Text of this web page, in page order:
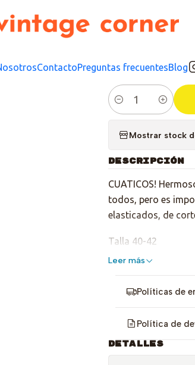
ContactoPreguntas frecuentesBlog
Jeans
Cantidad
Mostrar stock
DESCRIPCIÓN
CUATICOS!
todos, pero es
elasticados, de
Talla 40-42
Leer más
Políticas de
Política de
DETALLES